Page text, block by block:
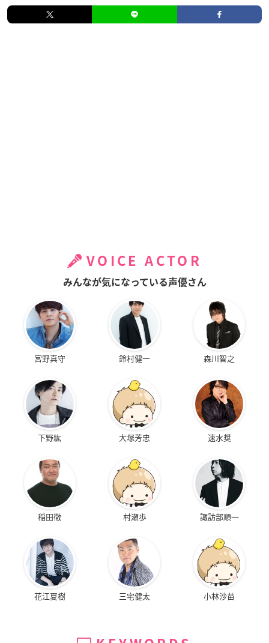
VOICE ACTOR
みんなが気になっている声優さん
宮野真守 鈴村健一 森川智之
下野紘 大塚芳忠 速水奨
稲田徹 村瀬歩 諏訪部順一
花江夏樹 三宅健太 小林沙苗